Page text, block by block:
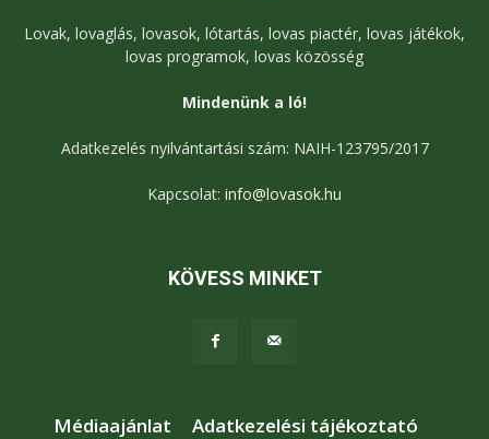
Lovak, lovaglás, lovasok, lótartás, lovas piactér, lovas játékok,
lovas programok, lovas közösség
Mindenünk a ló!
Adatkezelés nyilvántartási szám: NAIH-123795/2017
Kapcsolat: info@lovasok.hu
KÖVESS MINKET
Médiaajánlat
Adatkezelési tájékoztató